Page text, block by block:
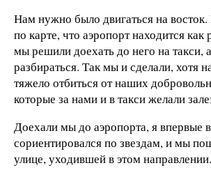
Нам нужно было двигаться на восток.
по карте, что аэропорт находится как
мы решили доехать до него на такси,
разбираться. Так мы и сделали, хотя
тяжело отбиться от наших
которые за нами и в такси желали
Доехали мы до аэропорта, я впервые
сориентировался по звездам, и мы
улице, уходившей в этом направлении.